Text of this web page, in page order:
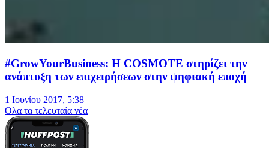
#GrowYourBusiness: H COSMOTE στηρίζει την
ανάπτυξη των επιχειρήσεων στην ψηφιακή εποχή
1 Ιουνίου 2017, 5:38
Oλα τα τελευταία νέα